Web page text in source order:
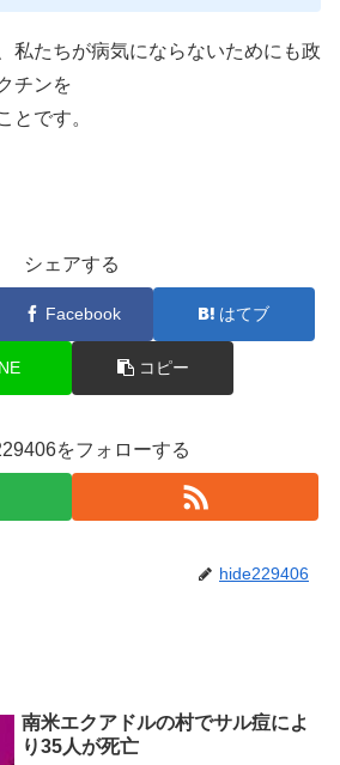
私たちが病気にならないためにも政
チンを
とです。
シェアする
Facebook はてブ
コピー
をフォローする
hide229406
南米エクアドルの村でサル痘によ
り35人が死亡